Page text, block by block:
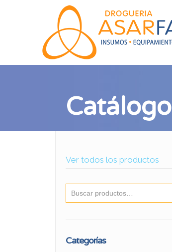
Catálogo
Ver todos los productos
Categorías